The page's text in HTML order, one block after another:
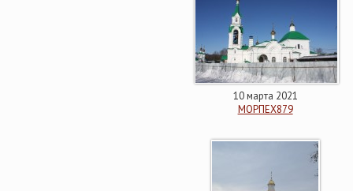
10 марта 2021
МОРПЕХ879